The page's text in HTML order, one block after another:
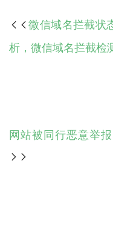
 微信域名拦截状
析，微信域名拦截检
网站被同行恶意举
